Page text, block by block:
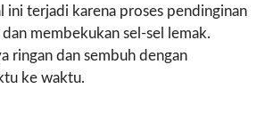
ini terjadi karena proses pendinginan
membekukan sel-sel lemak.
ringan dan sembuh dengan
ke waktu.